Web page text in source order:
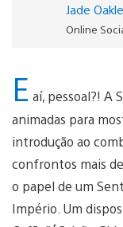
Jade
Online
E aí, pessoal?! A
animadas para
introdução ao
confrontos mais
o papel de um
Império. Um